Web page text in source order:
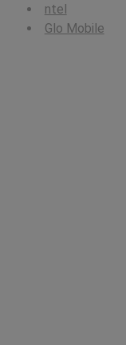
ntel
Glo Mobile